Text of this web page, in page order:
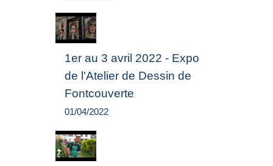
1er au 3 avril 2022 - Expo
de l'Atelier de Dessin de
Fontcouverte
01/04/2022